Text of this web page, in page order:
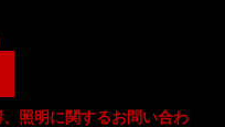
照明に関するお問い合わ